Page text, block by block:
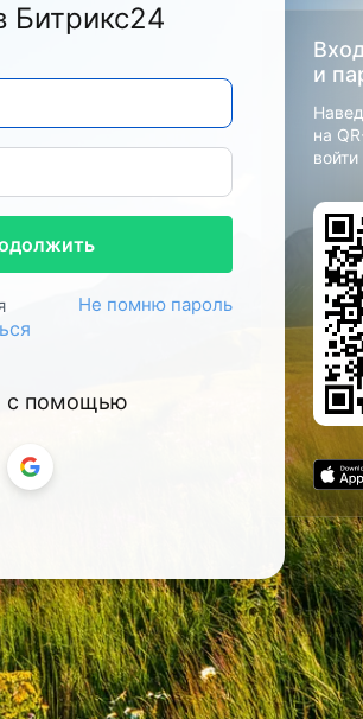
Битрикс24
Не помню пароль
с помощью
и
на